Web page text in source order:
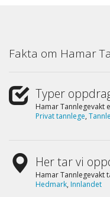
Fakta om Hamar
Typer
Hamar Tannlegevakt
Privat tannlege,
Her tar vi
Hamar Tannlegevakt
Hedmark, Innlandet